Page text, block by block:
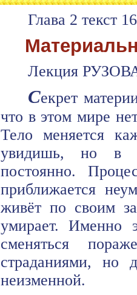
Глава 2 текст 16
Лекция
Секрет
что в этом мире
Тело меняется
увидишь, но в
постоянно.
приближается
живёт по своим
умирает. Именно
сменяться
страданиями, но
неизменной.